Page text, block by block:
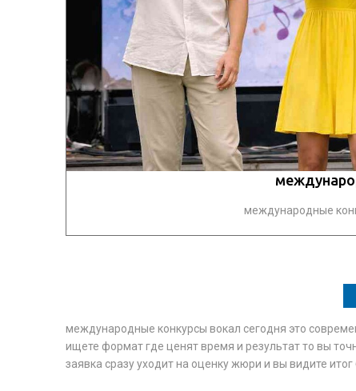
международные
международные конкурсы вокал сегодня это
ищете формат где ценят время и результат то вы
заявка сразу уходит на оценку жюри и вы видите